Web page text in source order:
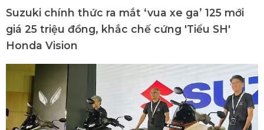
Suzuki chính thức ra mắt ‘vua xe ga’ 125 mới
giá 25 triệu đồng, khắc chế cứng 'Tiểu SH'
Honda Vision